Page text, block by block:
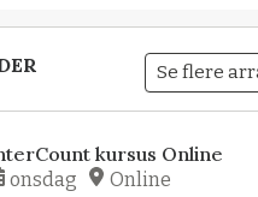
Se flere
kursus Online
onsdag Online